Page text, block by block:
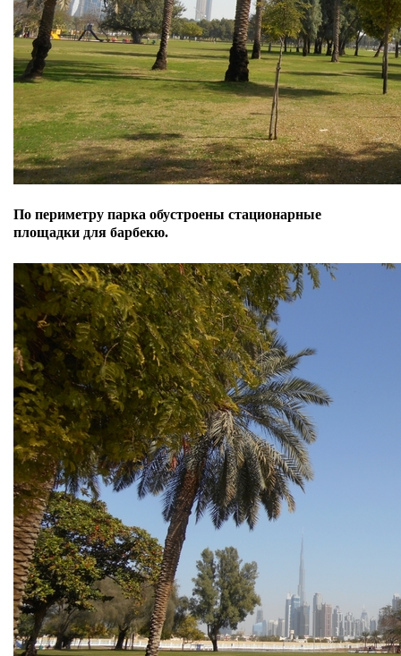
По периметру парка обустроены стационарные
площадки для барбекю.